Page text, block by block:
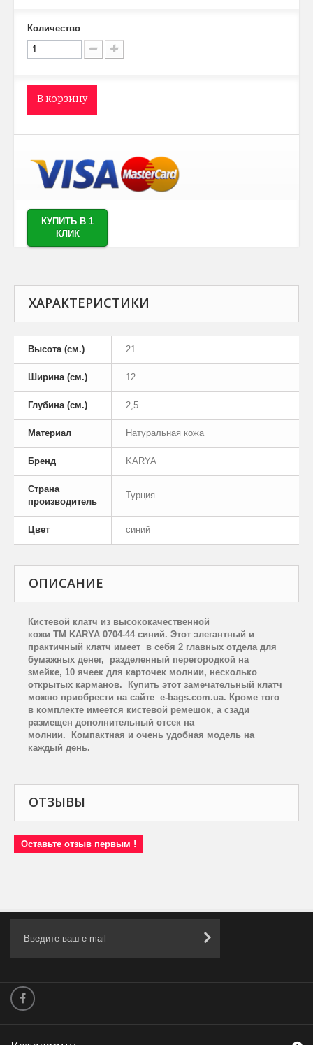
Количество
В корзину
КУПИТЬ В 1
КЛИК
ХАРАКТЕРИСТИКИ
Высота (см.) 21
Ширина (см.) 12
Глубина (см.) 2,5
Материал Натуральная кожа
Бренд KARYA
Страна
производитель
Турция
Цвет синий
ОПИСАНИЕ
Кистевой клатч из высококачественной
кожи TM KARYA 0704-44 синий. Этот элегантный и
практичный клатч имеет в себя 2 главных отдела для
бумажных денег, разделенный перегородкой на
змейке, 10 ячеек для карточек молнии, несколько
открытых карманов. Купить этот замечательный клатч
можно приобрести на сайте e-bags.com.ua. Кроме того
в комплекте имеется кистевой ремешок, а сзади
размещен дополнительный отсек на
молнии. Компактная и очень удобная модель на
каждый день.
ОТЗЫВЫ
Оставьте отзыв первым !